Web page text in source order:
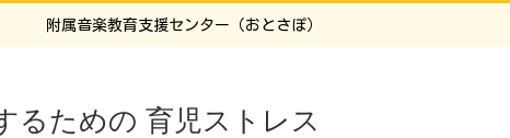
附属音楽教育支援センター（おとさぽ）
るための 育児ストレス